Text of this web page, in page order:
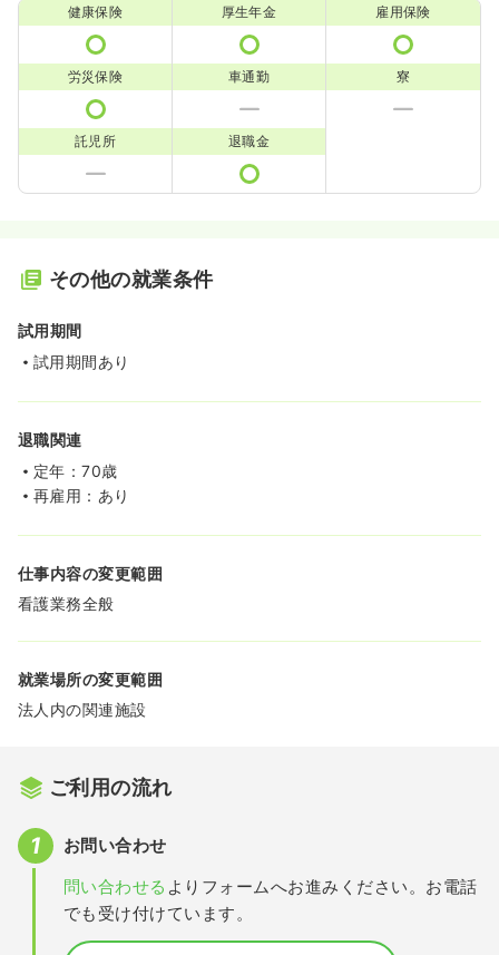
健康保険 厚生年金 雇用保険
労災保険 車通勤 寮
託児所 退職金
その他の就業条件
試用期間
試用期間あり
退職関連
定年：70歳
再雇用：あり
仕事内容の変更範囲
看護業務全般
就業場所の変更範囲
法人内の関連施設
ご利用の流れ
お問い合わせ
問い合わせる よりフォームへお進みください。お電話
でも受け付けています。